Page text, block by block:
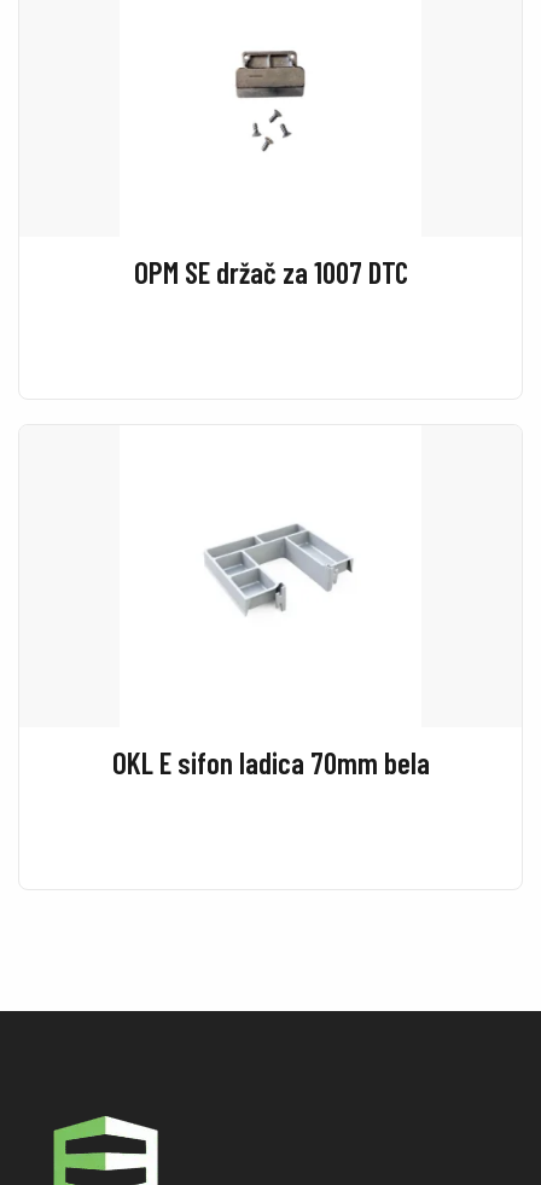
OPM SE držač za 1007 DTC
OKL E sifon ladica 70mm bela